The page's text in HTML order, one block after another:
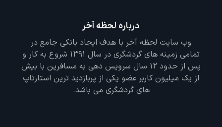
درباره لحظه آخر
وب سایت لحظه آخر با هدف ایجاد بانکی جامع در
تمامی زمینه های گردشگری در سال 1391 شروع به کار و
پس از حدود 12 سال سرویس دهی به مسافرین با بیش
از یک میلیون کاربر عضو یکی از پربازدید ترین استارتاپ
های گردشگری می باشد.